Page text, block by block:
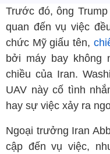
Trước đó, ông
quan đến vụ việc
chức Mỹ giấu tên,
bởi máy bay không
chiều của Iran.
UAV này cố tình
hay sự việc xảy ra
Ngoại trưởng Iran
cập đến vụ việc,